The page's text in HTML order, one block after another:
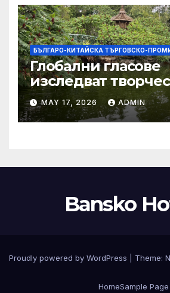
БЪЛГАРО-КИТАЙСКА ТЪРГОВСКО-
Глобални гласове
изследват
устойчиви
MAY 17, 2026 ADMIN
Bansko
Proudly powered by WordPress Theme:
HomeSample Page